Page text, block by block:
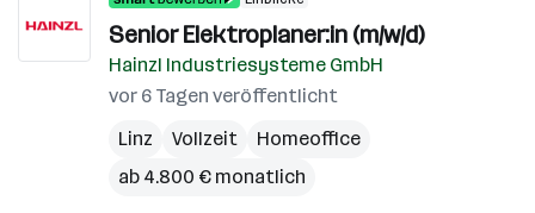
Senior Elektroplaner:in (m/w/d)
Hainzl Industriesysteme GmbH
vor 6 Tagen veröffentlicht
Linz
Vollzeit
Homeoffice
ab 4.800 € monatlich